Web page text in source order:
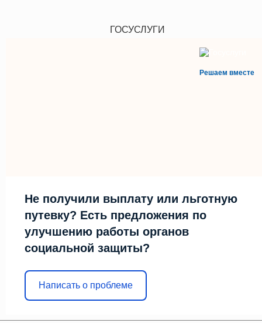
ГОСУСЛУГИ
Решаем вместе
Не получили выплату или льготную
путевку? Есть предложения по
улучшению работы органов
социальной защиты?
Написать о проблеме